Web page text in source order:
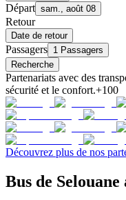
Départ sam., août 08
Retour
Date de retour
Passagers 1 Passagers
Recherche
Partenariats avec des
sécurité et le confort.+100
Découvrez plus de nos
Bus de Selouane